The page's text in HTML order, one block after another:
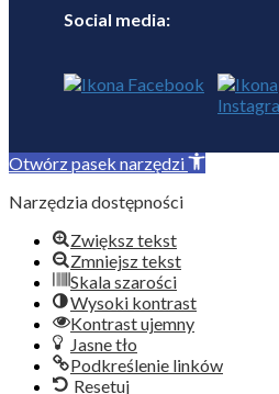
Social media:
Otwórz pasek narzędzi
Narzędzia dostępności
Zwiększ tekst
Zmniejsz tekst
Skala szarości
Wysoki kontrast
Kontrast ujemny
Jasne tło
Podkreślenie linków
Resetuj